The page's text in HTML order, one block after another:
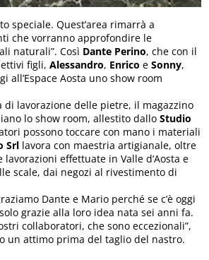
speciale. Quest’area rimarrà a
che vorranno approfondire le
naturali”. Così Dante Perino, che con il
figli,Alessandro, Enrico eSonny,
all’Espace Aosta uno show room
di lavorazione delle pietre, il magazzino
lo show room, allestito dalloStudio
possono toccare con mano i materiali
Srl lavora con maestria artigianale, oltre
effettuate in Valle d’Aosta e
scale, dai negozi al rivestimento di
Dante e Mario perché se c’è oggi
grazie alla loro idea nata sei anni fa.
collaboratori, che sono eccezionali”,
un attimo prima del taglio del nastro.